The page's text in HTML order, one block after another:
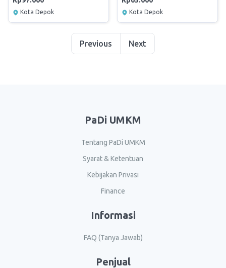
Kota Depok Kota Depok
Previous Next
PaDi UMKM
Tentang PaDi UMKM
Syarat & Ketentuan
Kebijakan Privasi
Finance
Informasi
FAQ (Tanya Jawab)
Penjual